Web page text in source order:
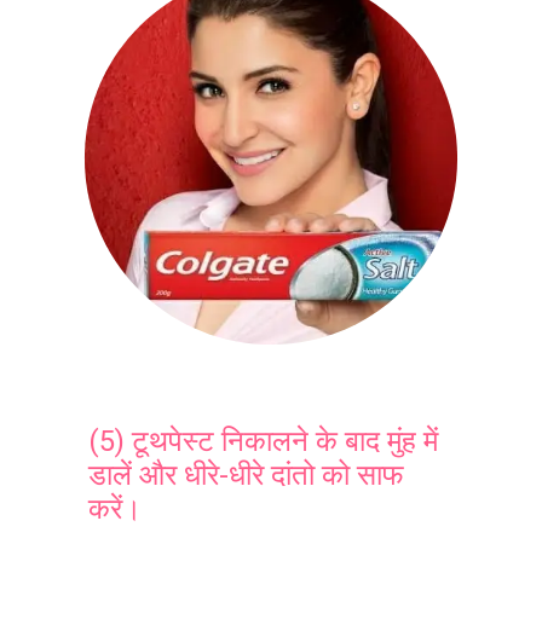
(5) टूथपेस्ट निकालने के बाद मुंह में
डालें और धीरे-धीरे दांतो को साफ
करें।